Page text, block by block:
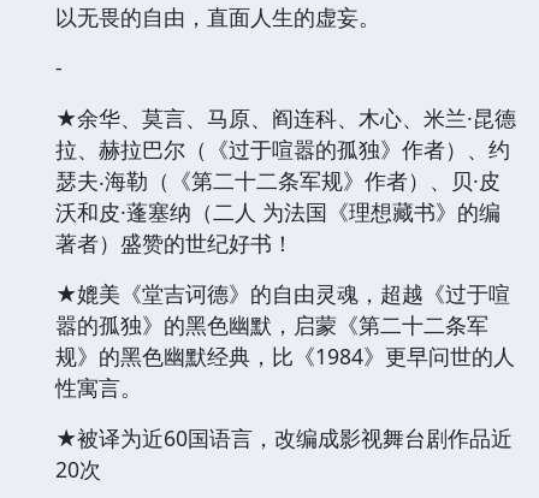
以无畏的自由，直面人生的虚妄。
-
★余华、莫言、马原、阎连科、木心、米兰·昆德
拉、赫拉巴尔（《过于喧嚣的孤独》作者）、约
瑟夫‧海勒（《第二十二条军规》作者）、贝·皮
沃和皮·蓬塞纳（二人 为法国《理想藏书》的编
著者）盛赞的世纪好书！
★媲美《堂吉诃德》的自由灵魂，超越《过于喧
嚣的孤独》的黑色幽默，启蒙《第二十二条军
规》的黑色幽默经典，比《1984》更早问世的人
性寓言。
★被译为近60国语言，改编成影视舞台剧作品近
20次